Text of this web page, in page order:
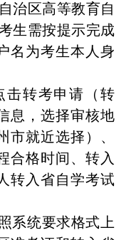
自治区高等教育自
生需按提示完成
名为考生本人身
击转考申请（转
息，选择审核地
市就近选择）、
合格时间、转入
转入省自学考试
系统要求格式上